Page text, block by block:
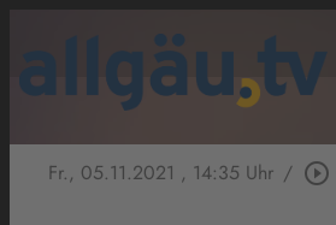
Fr., 05.11.2021 , 14:35 Uhr / play_circle_outline